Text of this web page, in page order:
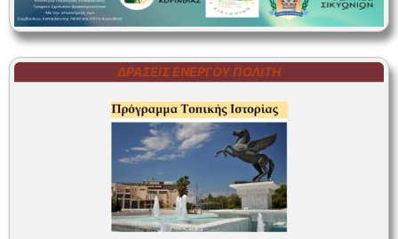
ΔΡΆΣΕΙΣ ΕΝΕΡΓΟΎ ΠΟΛΊΤΗ